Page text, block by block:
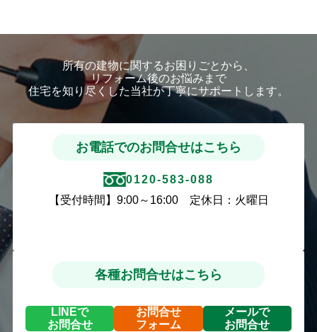
所有の建物に関するお困りごとから、
リフォーム後のお悩みまで
住宅を知り尽くした当社が丁寧にサポートします。
お電話でのお問合せはこちら
0120-583-088
【受付時間】9:00～16:00 定休日：火曜日
各種お問合せはこちら
LINEで
お問合せ
お問合せ
フォーム
メールで
お問合せ